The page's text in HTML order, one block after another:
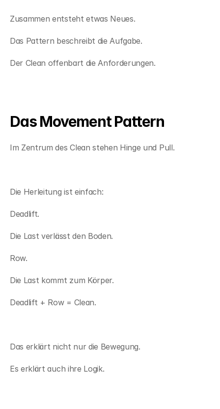
Zusammen entsteht etwas Neues.
Das Pattern beschreibt die Aufgabe.
Der Clean offenbart die Anforderungen.
Das Movement Pattern
Im Zentrum des Clean stehen Hinge und Pull.
Die Herleitung ist einfach:
Deadlift.
Die Last verlässt den Boden.
Row.
Die Last kommt zum Körper.
Deadlift + Row = Clean.
Das erklärt nicht nur die Bewegung.
Es erklärt auch ihre Logik.